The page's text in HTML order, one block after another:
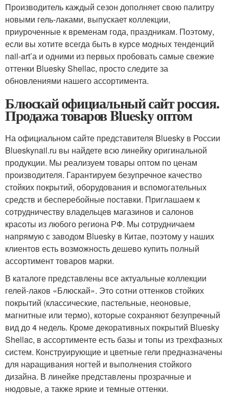
Производитель каждый сезон дополняет свою палитру
новыми гель-лаками, выпускает коллекции,
приуроченные к временам года, праздникам. Поэтому,
если вы хотите всегда быть в курсе модных тенденций
nail-art’а и одними из первых пробовать самые свежие
оттенки Bluesky Shellac, просто следите за
обновлениями нашего ассортимента.
Блюскай официальный сайт россия.
Продажа товаров Bluesky оптом
На официальном сайте представителя Bluesky в России
Blueskynail.ru вы найдете всю линейку оригинальной
продукции. Мы реализуем товары оптом по ценам
производителя. Гарантируем безупречное качество
стойких покрытий, оборудования и вспомогательных
средств и бесперебойные поставки. Приглашаем к
сотрудничеству владельцев магазинов и салонов
красоты из любого региона РФ. Мы сотрудничаем
напрямую с заводом Bluesky в Китае, поэтому у наших
клиентов есть возможность дешево купить полный
ассортимент товаров марки.
В каталоге представлены все актуальные коллекции
гелей-лаков «Блюскай». Это сотни оттенков стойких
покрытий (классические, пастельные, неоновые,
магнитные или термо), которые сохраняют безупречный
вид до 4 недель. Кроме декоративных покрытий Bluesky
Shellac, в ассортименте есть базы и топы из трехфазных
систем. Конструирующие и цветные гели предназначены
для наращивания ногтей и выполнения стойкого
дизайна. В линейке представлены прозрачные и
нюдовые, а также яркие и темные оттенки.